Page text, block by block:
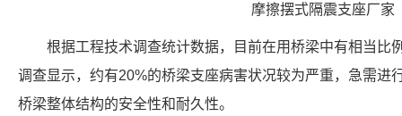
摩擦摆式隔震支座厂家
根据工程技术调查统计数据，目前在用桥梁中有相当比
调查显示，约有20%的桥梁支座病害状况较为严重，急需进
桥梁整体结构的安全性和耐久性。